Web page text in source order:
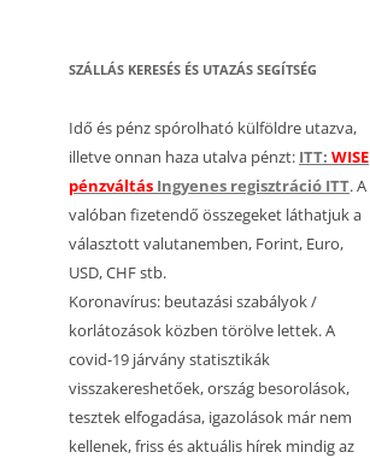
SZÁLLÁS KERESÉS ÉS UTAZÁS SEGÍTSÉG
Idő és pénz spórolható külföldre utazva,
illetve onnan haza utalva pénzt: ITT: WISE
pénzváltás Ingyenes regisztráció ITT. A
valóban fizetendő összegeket láthatjuk a
választott valutanemben, Forint, Euro,
USD, CHF stb.
Koronavírus: beutazási szabályok /
korlátozások közben törölve lettek. A
covid-19 járvány statisztikák
visszakereshetőek, ország besorolások,
tesztek elfogadása, igazolások már nem
kellenek, friss és aktuális hírek mindig az